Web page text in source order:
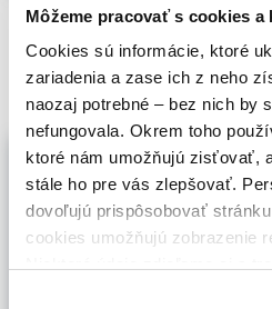
Môžeme pracovať s cookies
Cookies sú informácie, ktoré
zariadenia a zase ich z neho
naozaj potrebné – bez nich by
nefungovala. Okrem toho
ktoré nám umožňujú zisťovať,
stále ho pre vás zlepšovať.
dovoľujú prispôsobovať
cookies umožňujú zobrazenie
🍌 Dodanie môže trvať
15,10€
Nothing
kníh)
Anna Todd,
When he
New York ist
bisher